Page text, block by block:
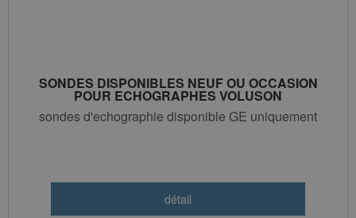
SONDES DISPONIBLES NEUF OU OCCASION
POUR ECHOGRAPHES VOLUSON
sondes d'echographie disponible GE uniquement